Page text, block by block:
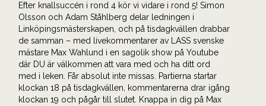
Efter knallsuccén i rond 4 kör vi vidare i rond 5! Simon
Olsson och Adam Ståhlberg delar ledningen i
Linköpingsmästerskapen, och på tisdagkvällen drabbar
de samman – med livekommentarer av LASS svenske
mästare Max Wahlund i en sagolik show på Youtube
där DU är välkommen att vara med och ha ditt ord
med i leken. Får absolut inte missas. Partierna startar
klockan 18 på tisdagkvällen, kommentarerna drar igång
klockan 19 och pågår till slutet. Knappa in dig på Max